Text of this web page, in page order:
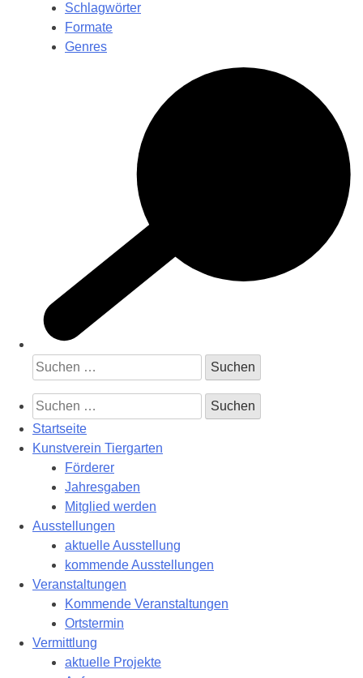
Schlagwörter
Formate
Genres
Suchen
nach:
Suchen
nach:
Startseite
Kunstverein Tiergarten
Förderer
Jahresgaben
Mitglied werden
Ausstellungen
aktuelle Ausstellung
kommende Ausstellungen
Veranstaltungen
Kommende Veranstaltungen
Ortstermin
Vermittlung
aktuelle Projekte